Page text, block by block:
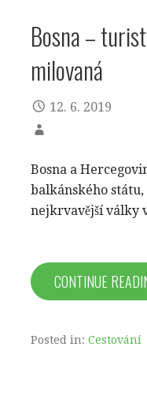
Bosna –
milovaná
12. 6. 2019
Bosna a
balkánského státu,
nejkrvavější války
CONTINUE
Posted in: Cestování